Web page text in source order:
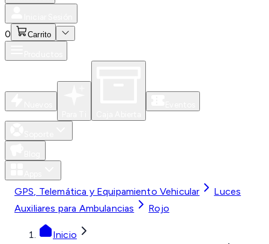
0 Carrito
GPS, Telemática y Equipamiento Vehicular
Luces
Auxiliares para Ambulancias
Rojo
Inicio